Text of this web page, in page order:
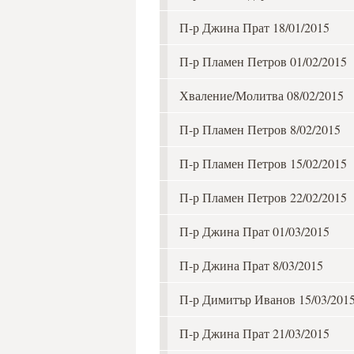
П-р Джина Прат 18/01/2015
П-р Пламен Петров 01/02/2015
Хваление/Молитва 08/02/2015
П-р Пламен Петров 8/02/2015
П-р Пламен Петров 15/02/2015
П-р Пламен Петров 22/02/2015
П-р Джина Прат 01/03/2015
П-р Джина Прат 8/03/2015
П-р Димитър Иванов 15/03/
П-р Джина Прат 21/03/2015